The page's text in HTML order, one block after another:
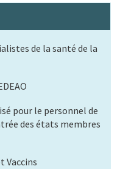
de la santé de la
pour le personnel de
des états membres
Vaccins